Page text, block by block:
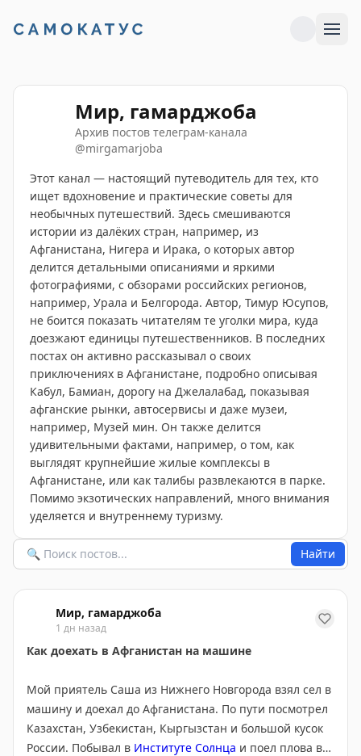
Мир, гамарджоба
Архив постов телеграм-канала
@mirgamarjoba
Этот канал — настоящий путеводитель для тех, кто
ищет вдохновение и практические советы для
необычных путешествий. Здесь смешиваются
истории из далёких стран, например, из
Афганистана, Нигера и Ирака, о которых автор
делится детальными описаниями и яркими
фотографиями, с обзорами российских регионов,
например, Урала и Белгорода. Автор, Тимур Юсупов,
не боится показать читателям те уголки мира, куда
доезжают единицы путешественников. В последних
постах он активно рассказывал о своих
приключениях в Афганистане, подробно описывая
Кабул, Бамиан, дорогу на Джелалабад, показывая
афганские рынки, автосервисы и даже музеи,
например, Музей мин. Он также делится
удивительными фактами, например, о том, как
выглядят крупнейшие жилые комплексы в
Афганистане, или как талибы развлекаются в парке.
Помимо экзотических направлений, много внимания
уделяется и внутреннему туризму.
Найти
Мир, гамарджоба
1 дн назад
Как доехать в Афганистан на машине
Мой приятель Саша из Нижнего Новгорода взял сел в
машину и доехал до Афганистана. По пути посмотрел
Казахстан, Узбекистан, Кыргызстан и большой кусок
России. Побывал в Институте Солнца и поел плова в